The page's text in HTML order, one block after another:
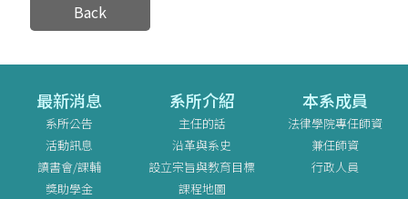
Back
最新消息
系所公告
活動訊息
讀書會/課輔
獎助學金
系所介紹
主任的話
沿革與系史
設立宗旨與教育目標
課程地圖
本系成員
法律學院專任師資
兼任師資
行政人員